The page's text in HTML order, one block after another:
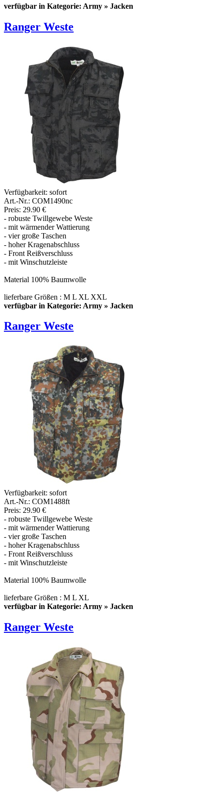
verfügbar in Kategorie: Army » Jacken
Ranger Weste
Verfügbarkeit: sofort
Art.-Nr.: COM1490nc
Preis: 29.90 €
- robuste Twillgewebe Weste
- mit wärmender Wattierung
- vier große Taschen
- hoher Kragenabschluss
- Front Reißverschluss
- mit Winschutzleiste
Material 100% Baumwolle
lieferbare Größen : M L XL XXL
verfügbar in Kategorie: Army » Jacken
Ranger Weste
Verfügbarkeit: sofort
Art.-Nr.: COM1488ft
Preis: 29.90 €
- robuste Twillgewebe Weste
- mit wärmender Wattierung
- vier große Taschen
- hoher Kragenabschluss
- Front Reißverschluss
- mit Winschutzleiste
Material 100% Baumwolle
lieferbare Größen : M L XL
verfügbar in Kategorie: Army » Jacken
Ranger Weste